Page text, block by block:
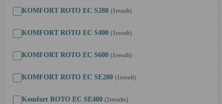
KOMFORT ROTO EC S280 (1result)
KOMFORT ROTO EC S400 (1result)
KOMFORT ROTO EC S600 (1result)
KOMFORT ROTO EC SE280 (1result)
Komfort ROTO EC SE400 (2results)